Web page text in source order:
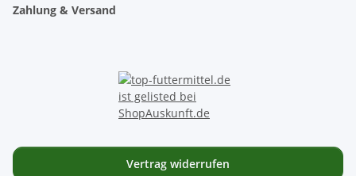
Zahlung & Versand
Vertrag widerrufen